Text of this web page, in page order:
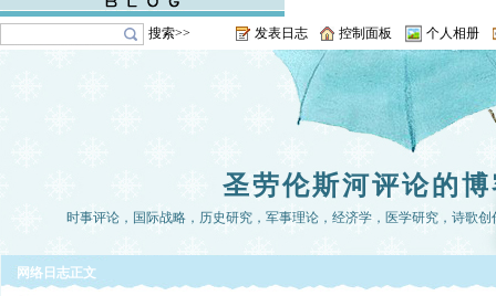
搜索>> 发表日志 控制面板 个人相册
圣劳伦斯河评论的
时事评论，国际战略，历史研究，军事理论，经济学，医学研究，诗歌
网络日志正文